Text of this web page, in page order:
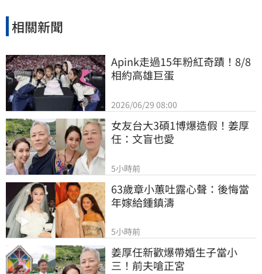
相關新聞
Apink走過15年粉紅奇蹟！8/8
相約高雄巨蛋
2026/06/29 08:00
女友台大3碩1博爆造假！姜厚
任：文盲也愛
5小時前
63歲章小蕙吐露心聲：後悔當
年嫁給鍾鎮濤
5小時前
姜厚任新歡爆帶婚生子當小
三！前夫嗆正宮